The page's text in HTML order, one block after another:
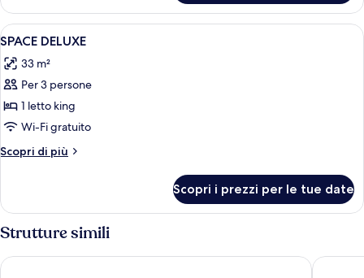
Comfort
Apri
tutte
le
foto
per
SPACE
DELUXE
Biancheria da letto di alta qualità,
2
SPACE DELUXE
33 m²
Per 3 persone
1 letto king
Wi-Fi gratuito
Scopri di più
Altri
DELUXE
Scopri i prezzi per le tue date
Strutture simili
Antico Mondo Rooms & Suites Grotta